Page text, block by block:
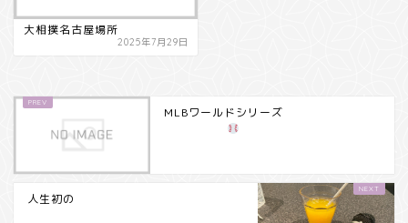
大相撲名古屋場所
2025年7月29日
MLBワールドシリーズ
人生初の